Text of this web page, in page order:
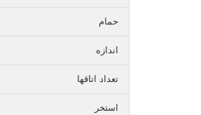
حمام
اندازه
تعداد اتاقها
استخر